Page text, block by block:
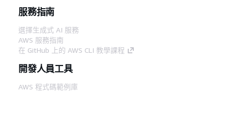
服務指南
選擇生成式 AI 服務
AWS 服務指南
在 GitHub 上的 AWS CLI 教學課程
開發人員工具
AWS 程式碼範例庫